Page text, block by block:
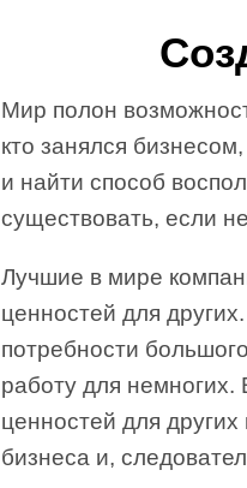
Мир полон
кто занялся
и найти способ
существовать, если
Лучшие в мире
ценностей для
потребности
работу для
ценностей для
бизнеса и,